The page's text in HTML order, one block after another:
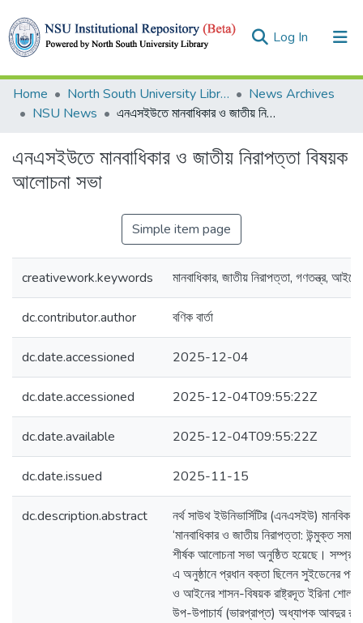
Log In (current)
Collections
Statistics
Home North South University Library
News Archives
NSU News
এনএসইউতে মানবাধিকার ও জাতীয় নিরাপত্তা বিষয়ক আলোচনা সভা
এনএসইউতে মানবাধিকার ও জাতীয় নিরাপত্তা বিষয়ক
আলোচনা সভা
Simple item page
creativework.keywords মানবাধিকার, জাতীয় নিরাপত্তা, গণতন্ত্র,
dc.contributor.author বণিক বার্তা
dc.date.accessioned 2025-12-04
dc.date.accessioned 2025-12-04T09:55:22Z
dc.date.available 2025-12-04T09:55:22Z
dc.date.issued 2025-11-15
dc.description.abstract
নর্থ সাউথ ইউনিভার্সিটির (এনএসইউ) মানবিক
‘মানবাধিকার ও জাতীয় নিরাপত্তা: উন্মুক্ত
শীর্ষক আলোচনা সভা অনুষ্ঠিত হয়েছে।
এ অনুষ্ঠানে প্রধান বক্তা ছিলেন সুইডেনের
ও আইনের শাসন-বিষয়ক রাষ্ট্রদূত ইরিনা
উপ-উপাচার্য (ভারপ্রাপ্ত) অধ্যাপক আবদুর রব